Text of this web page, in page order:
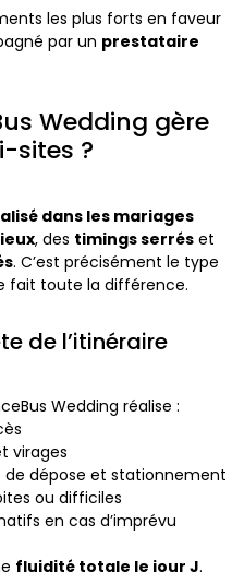
les plus forts en faveur
par un prestataire
Wedding gère
sites ?
dans les mariages
, des timings serrés et
. C’est précisément le type
fait toute la différence.
de l’itinéraire
Wedding réalise :
virages
dépose et stationnement
ou difficiles
en cas d’imprévu
fluidité totale le jour J.